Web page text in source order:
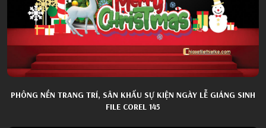
PHÔNG NỀN TRANG TRÍ, SÂN KHẤU SỰ KIỆN NGÀY LỄ GIÁNG SINH
FILE COREL 145